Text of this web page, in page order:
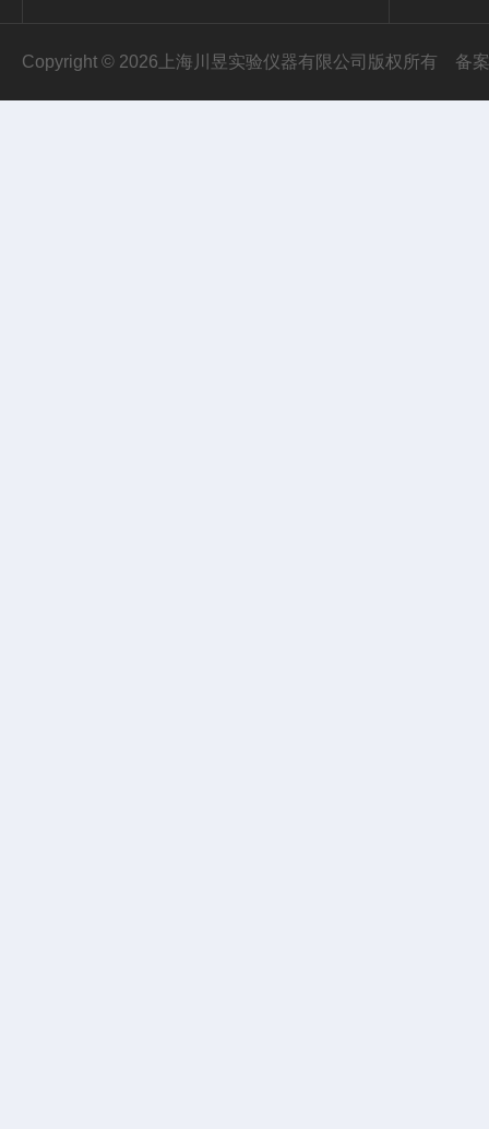
Copyright © 2026上海川昱实验仪器有限公司版权所有 备